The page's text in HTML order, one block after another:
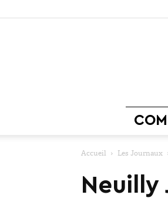
Accueil Les Journaux
Neuilly